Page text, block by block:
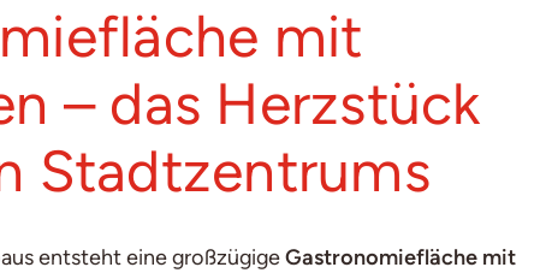
mit
– das Herzstück
Stadtzentrums
entsteht eine großzügigeGastronomiefläche mit